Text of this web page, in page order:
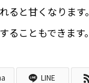
ると甘くなります。
こともできます。
LINE